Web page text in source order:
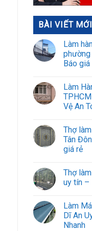
BÀI VIẾT MỚI
Làm
Báo
Làm
Vệ An
Thợ
Tân
giá rẻ
Thợ
uy tín –
Làm
Dĩ An
Nhanh